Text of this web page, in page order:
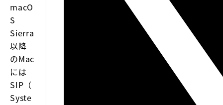
macO
S
Sierra
以降
のMac
には
SIP（
Syste